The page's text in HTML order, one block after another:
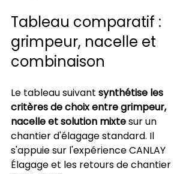
Tableau comparatif :
grimpeur, nacelle et
combinaison
Le tableau suivant synthétise les
critères de choix entre grimpeur,
nacelle et solution mixte sur un
chantier d'élagage standard. Il
s'appuie sur l'expérience CANLAY
Élagage et les retours de chantier